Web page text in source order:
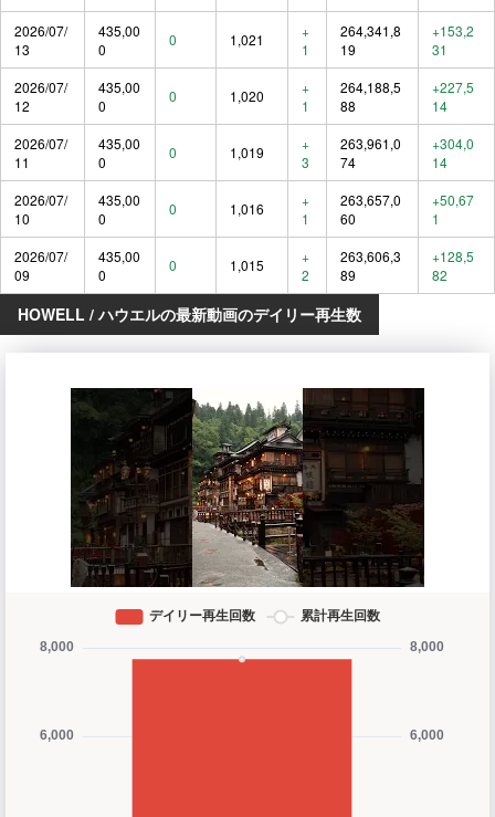
2026/07/
13
435,00
0
0 1,021
+
1
264,341,8
19
+153,2
31
2026/07/
12
435,00
0
0 1,020
+
1
264,188,5
88
+227,5
14
2026/07/
11
435,00
0
0 1,019
+
3
263,961,0
74
+304,0
14
2026/07/
10
435,00
0
0 1,016
+
1
263,657,0
60
+50,67
1
2026/07/
09
435,00
0
0 1,015
+
2
263,606,3
89
+128,5
82
HOWELL / ハウエルの最新動画のデイリー再生数